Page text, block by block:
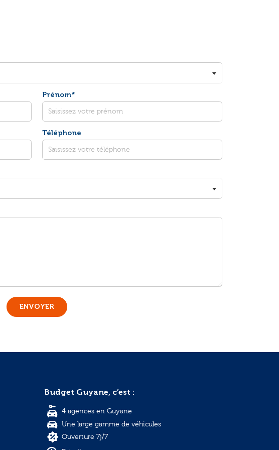
Prénom*
Téléphone
ENVOYER
Budget Guyane, c’est :
4 agences en Guyane
Une large gamme de véhicules
Ouverture 7j/7